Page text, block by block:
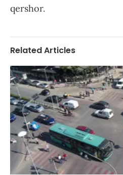
qershor.
Related Articles